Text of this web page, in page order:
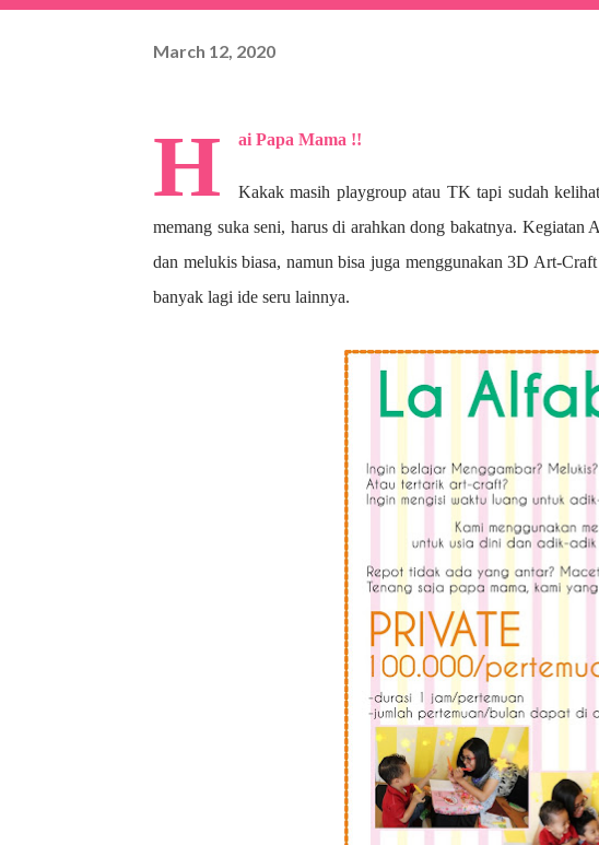
March 12, 2020
H ai Papa Mama !!
Kakak masih playgroup atau TK tapi sudah
memang suka seni, harus di arahkan dong bakatnya.
dan melukis biasa, namun bisa juga menggunakan 3D Art-
banyak lagi ide seru lainnya.